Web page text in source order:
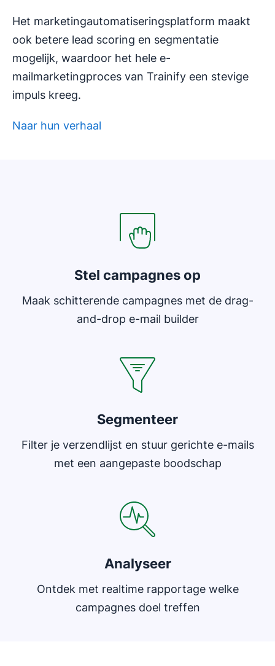
Het marketingautomatiseringsplatform maakt
ook betere lead scoring en segmentatie
mogelijk, waardoor het hele e-
mailmarketingproces van Trainify een stevige
impuls kreeg.
Naar hun verhaal
Stel campagnes op
Maak schitterende campagnes met de drag-
and-drop e-mail builder
Segmenteer
Filter je verzendlijst en stuur gerichte e-mails
met een aangepaste boodschap
Analyseer
Ontdek met realtime rapportage welke
campagnes doel treffen